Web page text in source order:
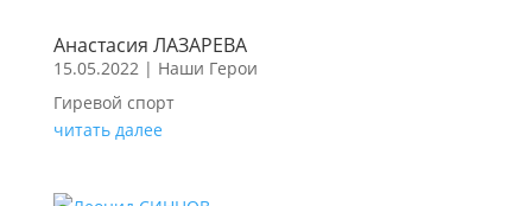
Анастасия ЛАЗАРЕВА
15.05.2022| Наши Герои
Гиревой спорт
читать далее